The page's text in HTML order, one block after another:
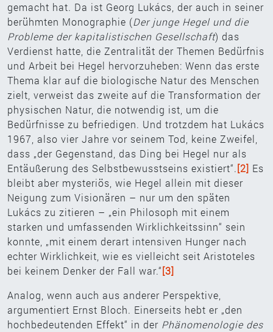
gemacht hat. Da ist Georg Lukács, der auch in seiner
berühmten Monographie (Der junge Hegel und die
Probleme der kapitalistischen Gesellschaft) das
Verdienst hatte, die Zentralität der Themen Bedürfnis
und Arbeit bei Hegel hervorzuheben: Wenn das erste
Thema klar auf die biologische Natur des Menschen
zielt, verweist das zweite auf die Transformation der
physischen Natur, die notwendig ist, um die
Bedürfnisse zu befriedigen. Und trotzdem hat Lukács
1967, also vier Jahre vor seinem Tod, keine Zweifel,
dass „der Gegenstand, das Ding bei Hegel nur als
Entäußerung des Selbstbewusstseins existiert“.[2] Es
bleibt aber mysteriös, wie Hegel allein mit dieser
Neigung zum Visionären – nur um den späten
Lukács zu zitieren – „ein Philosoph mit einem
starken und umfassenden Wirklichkeitssinn“ sein
konnte, „mit einem derart intensiven Hunger nach
echter Wirklichkeit, wie es vielleicht seit Aristoteles
bei keinem Denker der Fall war.“[3]
Analog, wenn auch aus anderer Perspektive,
argumentiert Ernst Bloch. Einerseits hebt er „den
hochbedeutenden Effekt“ in der Phänomenologie des